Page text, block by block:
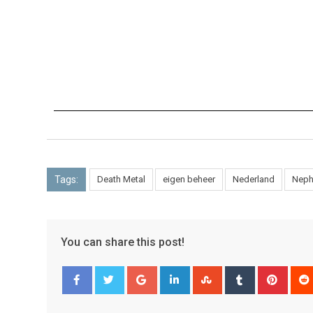
Tags: Death Metal eigen beheer Nederland
You can share this post!